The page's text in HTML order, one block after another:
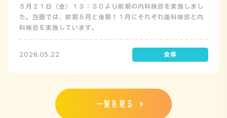
５月２１日（金）１３：３０より前期の内科検診を実施しまし
た。当園では、前期５月と後期１１月にそれぞれ歯科検診と内
科検診を実施しています。
2026.05.22
一覧を見る